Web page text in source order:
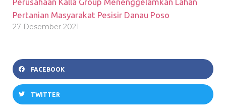
Pertanian Masyarakat Pesisir Danau Poso
27 Desember 2021
FACEBOOK
TWITTER